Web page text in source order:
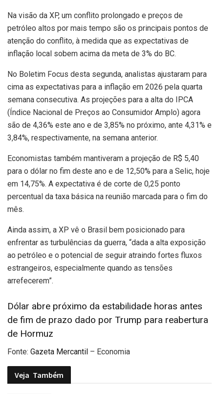
Na visão da XP, um conflito prolongado e preços de
petróleo altos por mais tempo são os principais pontos de
atenção do conflito, à medida que as expectativas de
inflação local sobem acima da meta de 3% do BC.
No Boletim Focus desta segunda, analistas ajustaram para
cima as expectativas para a inflação em 2026 pela quarta
semana consecutiva. As projeções para a alta do IPCA
(Índice Nacional de Preços ao Consumidor Amplo) agora
são de 4,36% este ano e de 3,85% no próximo, ante 4,31% e
3,84%, respectivamente, na semana anterior.
Economistas também mantiveram a projeção de R$ 5,40
para o dólar no fim deste ano e de 12,50% para a Selic, hoje
em 14,75%. A expectativa é de corte de 0,25 ponto
percentual da taxa básica na reunião marcada para o fim do
mês.
Ainda assim, a XP vê o Brasil bem posicionado para
enfrentar as turbulências da guerra, “dada a alta exposição
ao petróleo e o potencial de seguir atraindo fortes fluxos
estrangeiros, especialmente quando as tensões
arrefecerem”.
Dólar abre próximo da estabilidade horas antes
de fim de prazo dado por Trump para reabertura
de Hormuz
Fonte: Gazeta Mercantil – Economia
Veja Também